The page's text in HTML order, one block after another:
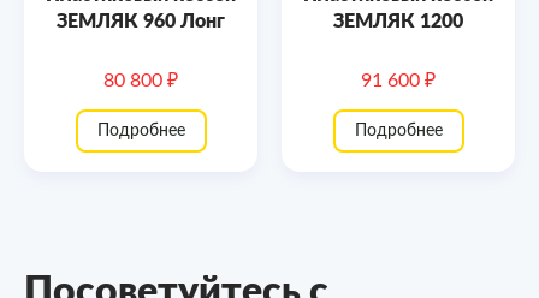
ЗЕМЛЯК 960 Лонг
80 800 ₽
Подробнее
ЗЕМЛЯК 1200
91 600 ₽
Подробнее